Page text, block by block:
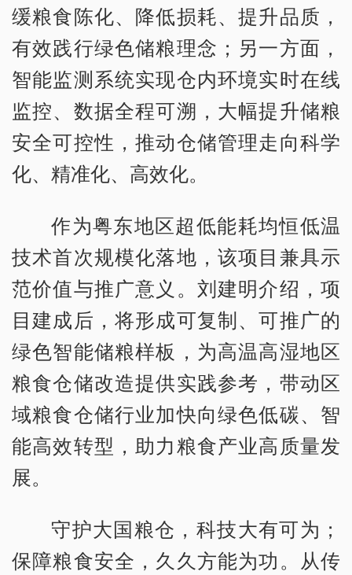
缓粮食陈化、降低损耗、提升品质，
有效践行绿色储粮理念；另一方面，
智能监测系统实现仓内环境实时在线
监控、数据全程可溯，大幅提升储粮
安全可控性，推动仓储管理走向科学
化、精准化、高效化。
作为粤东地区超低能耗均恒低温
技术首次规模化落地，该项目兼具示
范价值与推广意义。刘建明介绍，项
目建成后，将形成可复制、可推广的
绿色智能储粮样板，为高温高湿地区
粮食仓储改造提供实践参考，带动区
域粮食仓储行业加快向绿色低碳、智
能高效转型，助力粮食产业高质量发
展。
守护大国粮仓，科技大有可为；
保障粮食安全，久久方能为功。从传